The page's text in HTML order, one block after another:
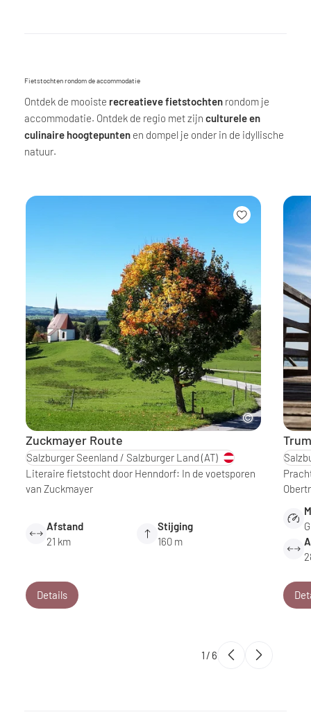
Fietstochten rondom de accommodatie
Ontdek de mooiste recreatieve fietstochten rondom je
accommodatie. Ontdek de regio met zijn culturele en
culinaire hoogtepunten en dompel je onder in de idyllische
natuur.
Zuckmayer Route
Salzburger Seenland / Salzburger Land (AT)
Literaire fietstocht door Henndorf: In de voetsporen
van Zuckmayer
Afstand
21 km
Stijging
160 m
Details
1 / 6